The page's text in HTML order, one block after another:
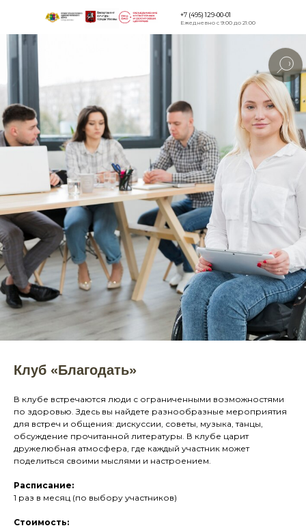
Версия для
+7 (495) 129-00-01
Ежедневно с 9:00 до 21:00
Клуб «Благодать»
В клубе встречаются люди с ограниченными возможностями
по здоровью. Здесь вы найдете разнообразные мероприятия
для встреч и общения: дискуссии, советы, музыка, танцы,
обсуждение прочитанной литературы. В клубе царит
дружелюбная атмосфера, где каждый участник может
поделиться своими мыслями и настроением.
Расписание:
1 раз в месяц (по выбору участников)
Стоимость: